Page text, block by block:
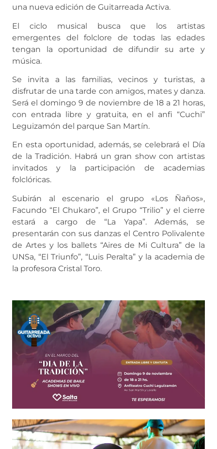
una nueva edición de Guitarreada Activa.
El ciclo musical busca que los artistas
emergentes del folclore de todas las edades
tengan la oportunidad de difundir su arte y
música.
Se invita a las familias, vecinos y turistas, a
disfrutar de una tarde con amigos, mates y danza.
Será el domingo 9 de noviembre de 18 a 21 horas,
con entrada libre y gratuita, en el anfi “Cuchi”
Leguizamón del parque San Martín.
En esta oportunidad, además, se celebrará el Día
de la Tradición. Habrá un gran show con artistas
invitados y la participación de academias
folclóricas.
Subirán al escenario el grupo «Los Ñaños»,
Facundo “El Chukaro”, el Grupo “Trilio” y el cierre
estará a cargo de “La Yapa”. Además, se
presentarán con sus danzas el Centro Polivalente
de Artes y los ballets “Aires de Mi Cultura” de la
UNSa, “El Triunfo”, “Luis Peralta” y la academia de
la profesora Cristal Toro.